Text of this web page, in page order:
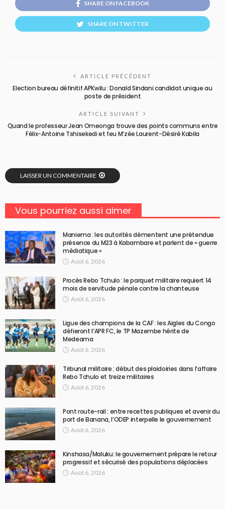
SHARE ON FACEBOOK
SHARE ON TWITTER
ARTICLE PRÉCÉDENT
Election bureau définitif APKwilu : Donald Sindani candidat unique au
poste de président
ARTICLE SUIVANT
Quand le professeur Jean Omeonga trouve des points communs entre
Félix-Antoine Tshisekedi et feu M’zée Laurent-Désiré Kabila
LAISSER UN COMMENTAIRE
Vous pourriez aussi aimer
Maniema : les autorités démentent une prétendue
présence du M23 à Kabambare et parlent de « guerre
médiatique »
Août 6, 2026
Procès Rebo Tchulo : le parquet militaire requiert 14
mois de servitude pénale contre la chanteuse
Août 6, 2026
Ligue des champions de la CAF : les Aigles du Congo
défieront l’APR FC, le TP Mazembe hérite de
Medeama
Août 6, 2026
Tribunal militaire : début des plaidoiries dans l’affaire
Rebo Tchulo et treize militaires
Août 6, 2026
Pont route-rail : entre recettes publiques et avenir du
port de Banana, l’ODEP interpelle le gouvernement
Août 6, 2026
Kinshasa/Maluku: le gouvernement prépare le retour
progressif et sécurisé des populations déplacées
Août 6, 2026